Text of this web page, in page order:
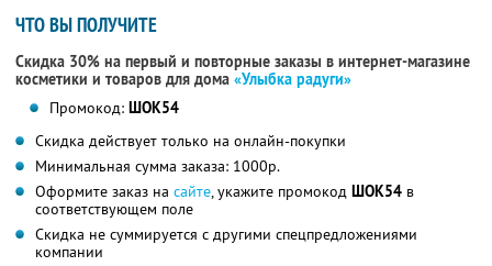
ЧТО ВЫ ПОЛУЧИТЕ
Скидка 30% на первый и повторные заказы в интернет-магазине
косметики и товаров для дома «Улыбка радуги»
Промокод: ШОК54
Скидка действует только на онлайн-покупки
Минимальная сумма заказа: 1000р.
Оформите заказ на сайте, укажите промокод ШОК54 в
соответствующем поле
Скидка не суммируется с другими спецпредложениями
компании